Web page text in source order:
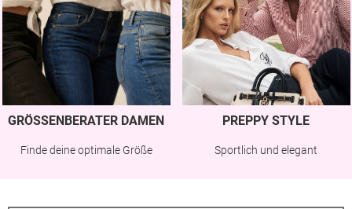
GRÖSSENBERATER DAMEN
Finde deine optimale Größe
PREPPY STYLE
Sportlich und elegant